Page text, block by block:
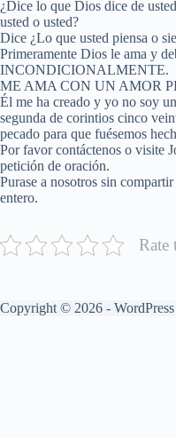
¿Dice lo que Dios dice de
usted o usted?
Dice ¿Lo que usted piensa o
Primeramente Dios le ama y
INCONDICIONALMENTE.
ME AMA CON UN AMOR
Él me ha creado y yo no soy
segunda de corintios cinco
pecado para que fuésemos
Por favor contáctenos o visite
petición de oración.
Purase a nosotros sin
entero.
Rate
Copyright © 2026 -